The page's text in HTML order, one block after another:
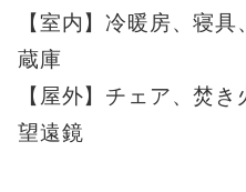
【室内】冷暖房、寝
蔵庫
【屋外】チェア、焚
望遠鏡